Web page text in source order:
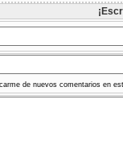
de nuevos comentarios en